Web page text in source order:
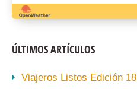
ÚLTIMOS ARTÍCULOS
Viajeros Listos Edición 18